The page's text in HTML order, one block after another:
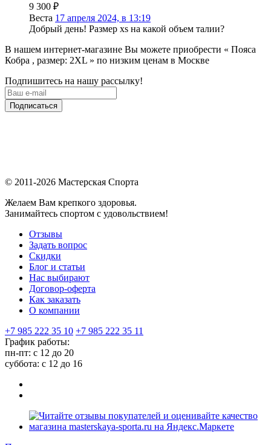
9 300 ₽
Веста 17 апреля 2024, в 13:19
Добрый день! Размер xs на какой объем талии?
В нашем интернет-магазине Вы можете приобрести « Пояса
Кобра , размер: 2XL » по низким ценам в Москве
Подпишитесь на нашу рассылку!
Подписаться
© 2011-2026 Мастерская Спорта
Желаем Вам крепкого здоровья.
Занимайтесь спортом с удовольствием!
Отзывы
Задать вопрос
Скидки
Блог и статьи
Нас выбирают
Договор-оферта
Как заказать
О компании
+7 985 222 35 10 +7 985 222 35 11
График работы:
пн-пт: с 12 до 20
суббота: c 12 до 16